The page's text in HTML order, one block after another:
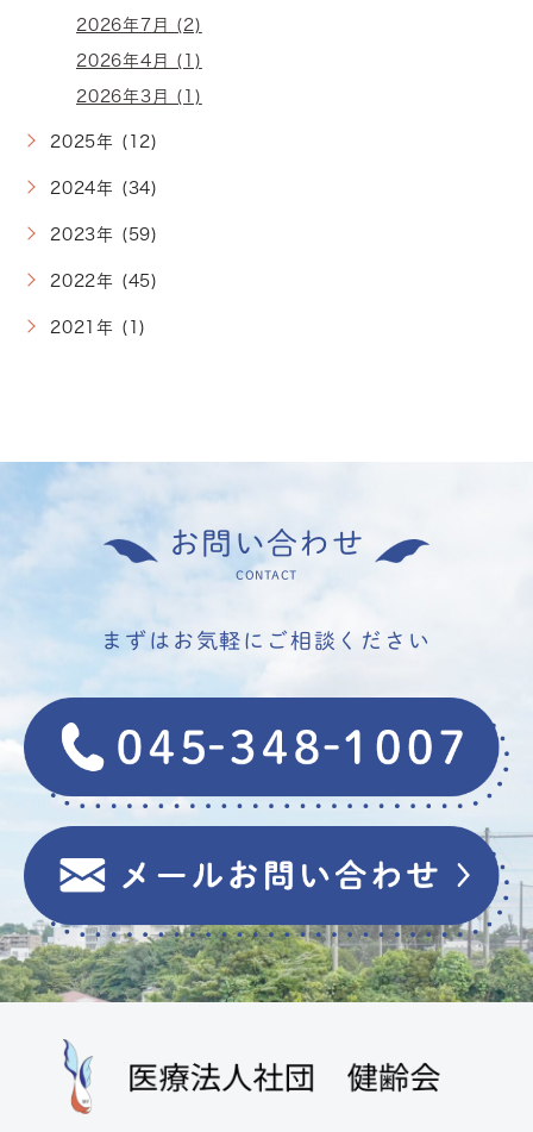
2026年7月 (2)
2026年4月 (1)
2026年3月 (1)
2025年 (12)
2024年 (34)
2023年 (59)
2022年 (45)
2021年 (1)
お問い合わせ
CONTACT
まずはお気軽にご相談ください